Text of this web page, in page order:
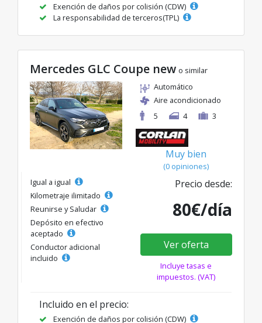
Exención de daños por colisión (CDW)
La responsabilidad de terceros(TPL)
Mercedes GLC Coupe new o similar
Automático
Aire acondicionado
5
4 3
Muy bien
(0 opiniones)
Igual a igual
Kilometraje ilimitado
Reunirse y Saludar
Depósito en efectivo
aceptado
Conductor adicional
incluido
Precio desde:
80€/día
Ver oferta
Incluye tasas e
impuestos. (VAT)
Incluido en el precio:
Exención de daños por colisión (CDW)